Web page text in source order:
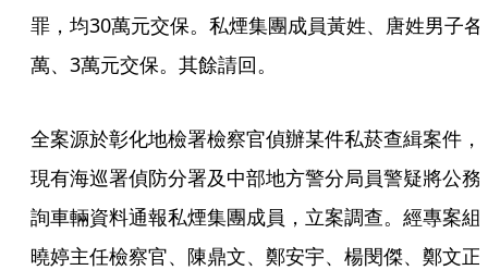
罪，均30萬元交保。私煙集團成員黃姓、唐姓男子
萬、3萬元交保。其餘請回。
全案源於彰化地檢署檢察官偵辦某件私菸查緝案件，
現有海巡署偵防分署及中部地方警分局員警疑將公務
詢車輛資料通報私煙集團成員，立案調查。經專案組
曉婷主任檢察官、陳鼎文、鄭安宇、楊閔傑、鄭文正